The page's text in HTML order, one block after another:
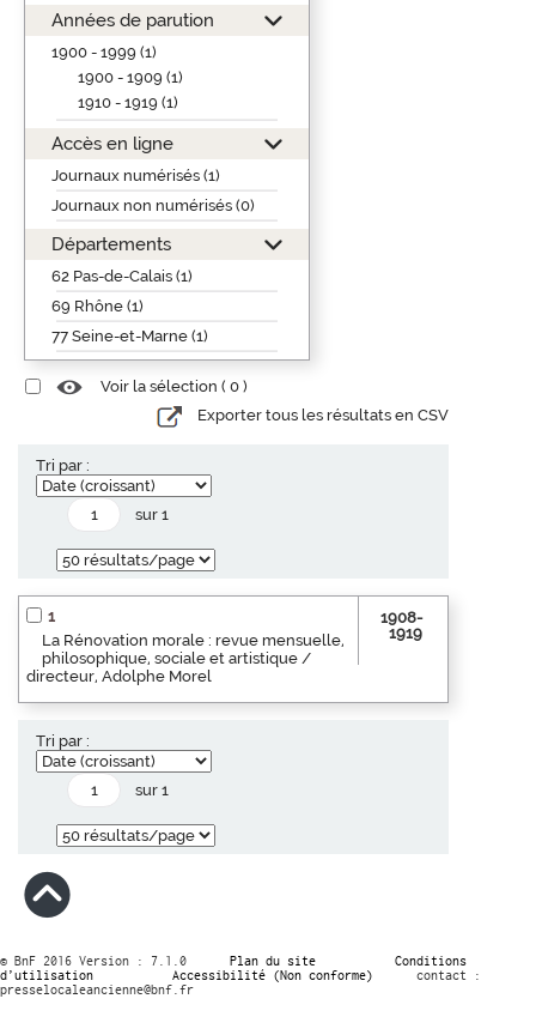
Années de parution
1900 - 1999 (1)
1900 - 1909 (1)
1910 - 1919 (1)
Accès en ligne
Journaux numérisés (1)
Journaux non numérisés (0)
Départements
62 Pas-de-Calais (1)
69 Rhône (1)
77 Seine-et-Marne (1)
Voir la sélection ( 0 )
Exporter tous les résultats en CSV
Tri par :
sur 1
1
La Rénovation morale : revue mensuelle,
philosophique, sociale et artistique /
directeur, Adolphe Morel
1908-
1919
Tri par :
sur 1
© BnF 2016 Version : 7.1.0 Plan du site
Conditions
d’utilisation
Accessibilité (Non conforme)
contact :
presselocaleancienne@bnf.fr